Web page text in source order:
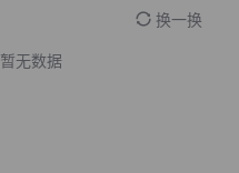
换一换
暂无数据